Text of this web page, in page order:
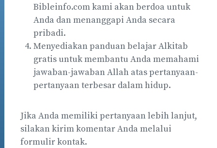
Bibleinfo.com kami akan berdoa untuk
Anda dan menanggapi Anda secara
pribadi.
Menyediakan panduan belajar Alkitab
gratis untuk membantu Anda memahami
jawaban-jawaban Allah atas pertanyaan-
pertanyaan terbesar dalam hidup.
Jika Anda memiliki pertanyaan lebih lanjut,
silakan kirim komentar Anda melalui
formulir kontak.